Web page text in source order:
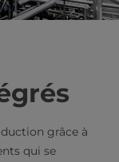
grâce à
qui se